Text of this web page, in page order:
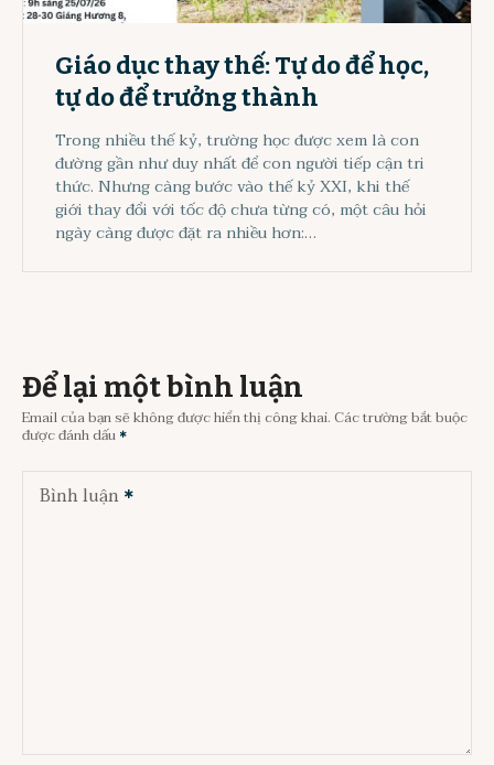
Giáo dục thay thế: Tự do để học,
tự do để trưởng thành
Trong nhiều thế kỷ, trường học được xem là con
đường gần như duy nhất để con người tiếp cận tri
thức. Nhưng càng bước vào thế kỷ XXI, khi thế
giới thay đổi với tốc độ chưa từng có, một câu hỏi
ngày càng được đặt ra nhiều hơn:…
Để lại một bình luận
Email của bạn sẽ không được hiển thị công khai.Các trường bắt buộc
được đánh dấu
Bình luận